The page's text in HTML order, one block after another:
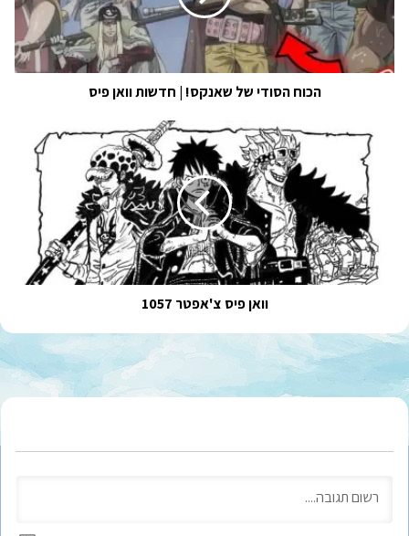
חדשות
וואן
פיס
הכוח הסודי של שאנקס! | חדשות וואן פיס
צ'אפטר
1057
וואן פיס צ'אפטר 1057